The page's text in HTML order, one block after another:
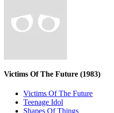
Victims Of The Future (1983)
Victims Of The Future
Teenage Idol
Shapes Of Things